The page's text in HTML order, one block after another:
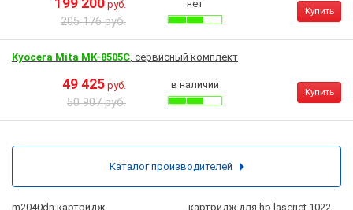
199 200 руб.
205 176 руб.
нет
Купить
Kyocera Mita MK-8505C, сервисный комплект
49 425 руб.
50 907 руб.
в наличии
Купить
m2040dn картридж картридж для hp laserjet 1022